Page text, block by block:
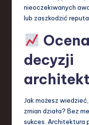
nieoczekiwanych
lub zaszkodzić
decyzji
Jak możesz
zmian działa? Bez
sukces. Architektura